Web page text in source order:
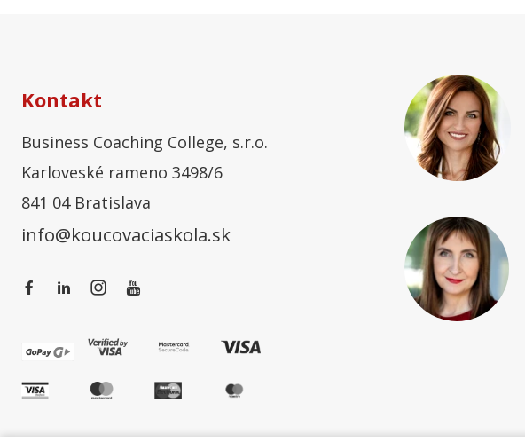
Kontakt
Business Coaching College, s.r.o.
Karloveské rameno 3498/6
841 04 Bratislava
info@koucovaciaskola.sk